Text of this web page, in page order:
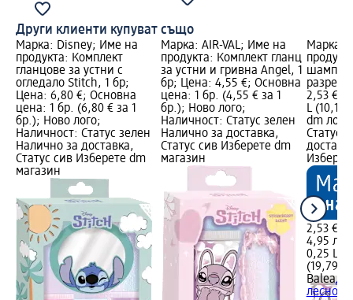
Други клиенти купуват също
Марка: Disney; Име на
продукта: Комплект
гланцове за устни с
огледало Stitch, 1 бр;
Цена: 6,80 €; Основна
цена: 1 бр. (6,80 € за 1
бр.); Ново лого;
Наличност: Статус зелен
Налично за доставка,
Статус сив Изберете dm
магазин
Марка: AIR-VAL; Име на
продукта: Комплект гланц
за устни и гривна Angel, 1
бр; Цена: 4,55 €; Основна
цена: 1 бр. (4,55 € за 1
бр.); Ново лого;
Наличност: Статус зелен
Налично за доставка,
Статус сив Изберете dm
магазин
Марка:
2,53 €;
L (10,12
dm
Статус
2,53 €
4,95 лв.
0,25 L
(19,79
Balea
лесно